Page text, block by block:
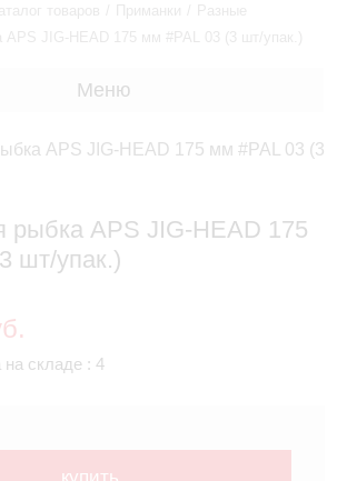
Меню
рыбка APS JIG-HEAD 175
шт/упак.)
на складе : 4